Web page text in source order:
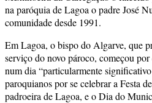
na paróquia de Lagoa o padre José
comunidade desde 1991.
Em Lagoa, o bispo do Algarve, que
serviço do novo pároco, começou
num dia “particularmente
paroquianos por se celebrar a Festa
padroeira de Lagoa, e o Dia do